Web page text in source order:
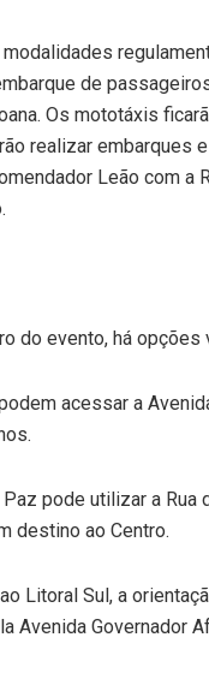
de
Os mototáxis
realizar embarques
Leão com a
do evento, há
acessar a
pode utilizar a
destino ao Centro.
Litoral Sul, a
Avenida Governador